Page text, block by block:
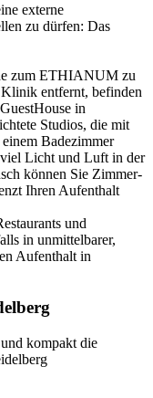
externe
zu dürfen: Das
zum ETHIANUM zu
entfernt, befinden
in
Studios, die mit
Badezimmer
viel Licht und Luft in der
können Sie Zimmer-
Ihren Aufenthalt
und
in unmittelbarer,
Aufenthalt in
kompakt die